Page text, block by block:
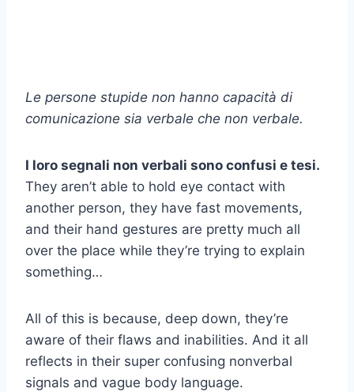
Le persone stupide non hanno capacità di
comunicazione sia verbale che non verbale.
I loro segnali non verbali sono confusi e tesi.
They aren’t able to hold eye contact with
another person, they have fast movements,
and their hand gestures are pretty much all
over the place while they’re trying to explain
something…
All of this is because, deep down, they’re
aware of their flaws and inabilities. And it all
reflects in their super confusing nonverbal
signals and vague body language.